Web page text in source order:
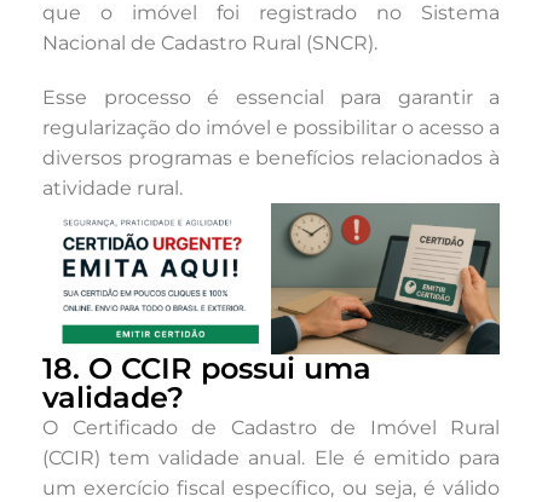
que o imóvel foi registrado no Sistema
Nacional de Cadastro Rural (SNCR).
Esse processo é essencial para garantir a
regularização do imóvel e possibilitar o acesso a
diversos programas e benefícios relacionados à
atividade rural.
18. O CCIR possui uma
validade?
O Certificado de Cadastro de Imóvel Rural
(CCIR) tem validade anual. Ele é emitido para
um exercício fiscal específico, ou seja, é válido